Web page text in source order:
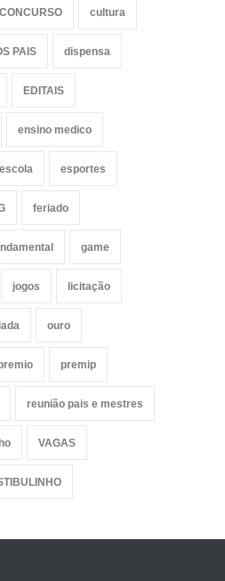
CONCURSO cultura
PAIS dispensa
EDITAIS
ensino medico
escola esportes
feriado
game
jogos licitação
ouro
premip
reunião pais e mestres
VAGAS